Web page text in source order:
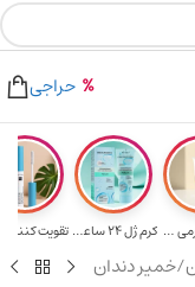
۲٪ تخفیف روی سبد خرید برای روش کارت به کارت
حراجی
شوینده کرمی صور... کرم ژل ۲۴ ساعته... تقویت‌ کننده
/خمیر دندان